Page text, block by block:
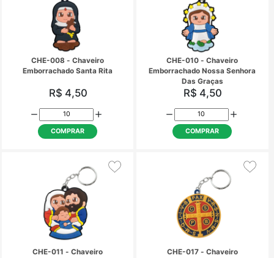
COMPRAR
R$ 5,96
COMPRAR
Emborrachado Nossa
Aparecida
R$ 4,50